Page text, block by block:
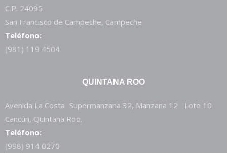
C.P. 24095
San Francisco de Campeche, Campeche
Teléfono:
(981) 119 4504
QUINTANA ROO
Avenida La Costa Supermanzana 32, Manzana 12 Lote 10
Cancún, Quintana Roo.
Teléfono:
(998) 914 0270